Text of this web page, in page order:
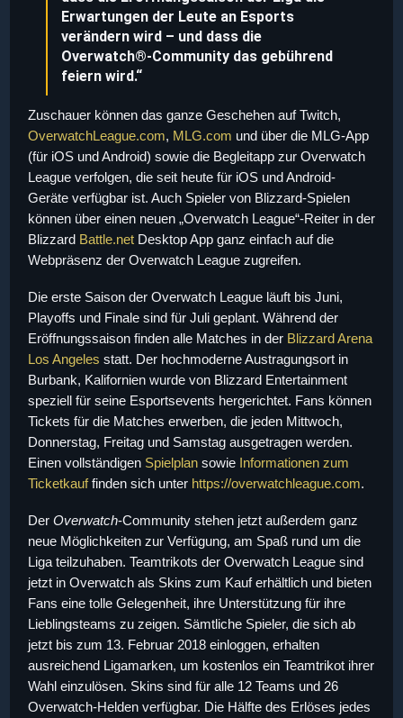
Erwartungen der Leute an Esports
verändern wird – und dass die
Overwatch®-Community das gebührend
feiern wird.“
Zuschauer können das ganze Geschehen auf Twitch,
OverwatchLeague.com, MLG.com und über die MLG-App
(für iOS und Android) sowie die Begleitapp zur Overwatch
League verfolgen, die seit heute für iOS und Android-
Geräte verfügbar ist. Auch Spieler von Blizzard-Spielen
können über einen neuen „Overwatch League“-Reiter in der
Blizzard Battle.net Desktop App ganz einfach auf die
Webpräsenz der Overwatch League zugreifen.
Die erste Saison der Overwatch League läuft bis Juni,
Playoffs und Finale sind für Juli geplant. Während der
Eröffnungssaison finden alle Matches in der Blizzard Arena
Los Angeles statt. Der hochmoderne Austragungsort in
Burbank, Kalifornien wurde von Blizzard Entertainment
speziell für seine Esportsevents hergerichtet. Fans können
Tickets für die Matches erwerben, die jeden Mittwoch,
Donnerstag, Freitag und Samstag ausgetragen werden.
Einen vollständigen Spielplan sowie Informationen zum
Ticketkauffinden sich unter https://overwatchleague.com.
Der Overwatch-Community stehen jetzt außerdem ganz
neue Möglichkeiten zur Verfügung, am Spaß rund um die
Liga teilzuhaben. Teamtrikots der Overwatch League sind
jetzt in Overwatch als Skins zum Kauf erhältlich und bieten
Fans eine tolle Gelegenheit, ihre Unterstützung für ihre
Lieblingsteams zu zeigen. Sämtliche Spieler, die sich ab
jetzt bis zum 13. Februar 2018 einloggen, erhalten
ausreichend Ligamarken, um kostenlos ein Teamtrikot ihrer
Wahl einzulösen. Skins sind für alle 12 Teams und 26
Overwatch-Helden verfügbar. Die Hälfte des Erlöses jedes